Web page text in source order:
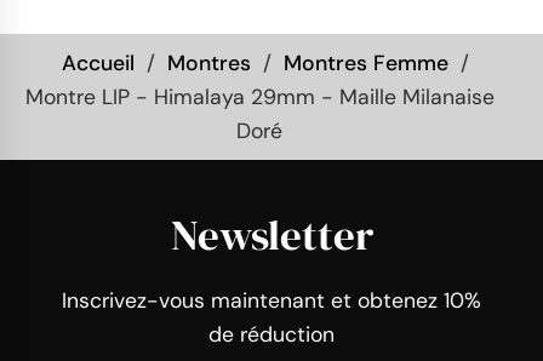
Accueil Montres
Montres Femme
Montre LIP - Himalaya 29mm - Maille Milanaise
Doré
Newsletter
Inscrivez-vous maintenant et obtenez 10%
de réduction